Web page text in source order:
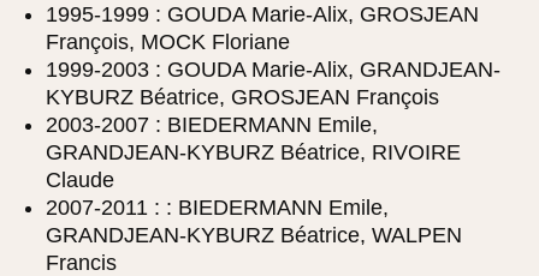
1995-1999 : GOUDA Marie-Alix, GROSJEAN
François, MOCK Floriane
1999-2003 : GOUDA Marie-Alix, GRANDJEAN-
KYBURZ Béatrice, GROSJEAN François
2003-2007 : BIEDERMANN Emile,
GRANDJEAN-KYBURZ Béatrice, RIVOIRE
Claude
2007-2011 : : BIEDERMANN Emile,
GRANDJEAN-KYBURZ Béatrice, WALPEN
Francis